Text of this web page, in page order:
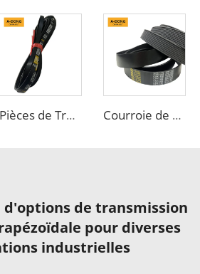
Pièces de Transmission Automobile en Caoutchouc Ventilateur Conveyortooth Drive Pk Timing Courroie Crantée Courroie de ventilateur de voiture en caoutchouc PK personnalisable OEM 8PK 6PK 4PK Poly V à nervures
d'options de transmission
pour diverses
industrielles